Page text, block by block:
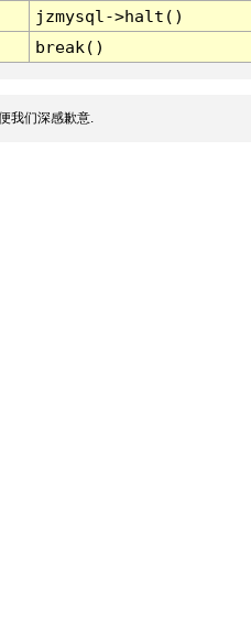
jzmysql->halt()
break()
我们深感歉意.